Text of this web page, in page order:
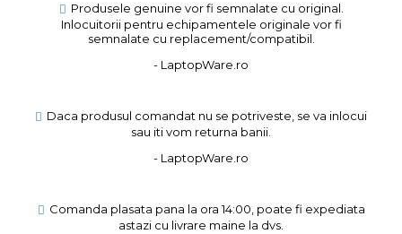
Produsele genuine vor fi semnalate cu original.
Inlocuitorii pentru echipamentele originale vor fi
semnalate cu replacement/compatibil.
- LaptopWare.ro
Daca produsul comandat nu se potriveste, se va inlocui
sau iti vom returna banii.
- LaptopWare.ro
Comanda plasata pana la ora 14:00, poate fi expediata
astazi cu livrare maine la dvs.